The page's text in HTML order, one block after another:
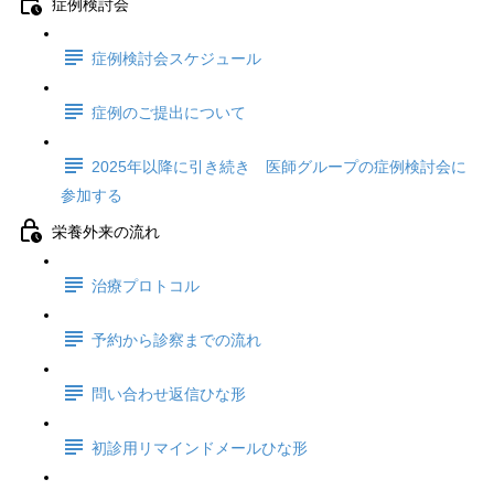
症例検討会
症例検討会スケジュール
症例のご提出について
2025年以降に引き続き 医師グループの症例検討会に
参加する
栄養外来の流れ
治療プロトコル
予約から診察までの流れ
問い合わせ返信ひな形
初診用リマインドメールひな形